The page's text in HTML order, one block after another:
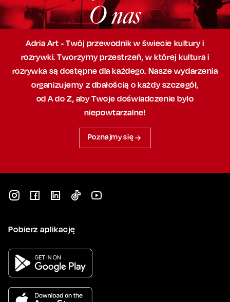
O nas
Adria Art - Twój przewodnik w świecie kultury i
rozrywki. Tworzymy przestrzeń,w której kultura i
rozrywka są dostępne dla każdego. Nasze wydarzenia
organizujemy z dbałością o każdy szczegół,
od A do Z, abyTwoje doświadczenie było
niepowtarzalne!
Poznajmy się
Pobierz aplikację